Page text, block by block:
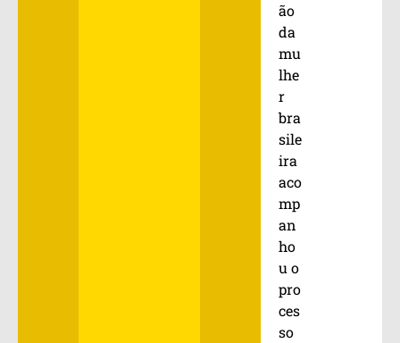
ão
da
mu
lhe
r
bra
sile
ira
aco
mp
an
ho
u o
pro
ces
so